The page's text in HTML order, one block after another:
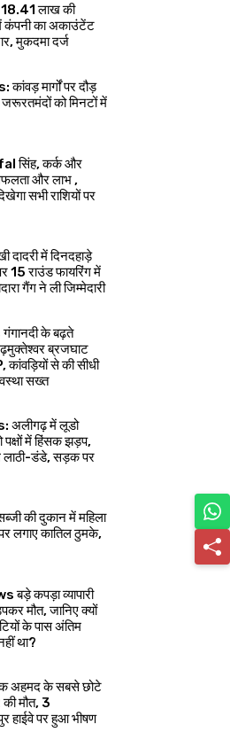
लाख की
कंपनी का अकाउंटेंट
मुकदमा दर्ज
मार्गों पर दौड़
को मिनटों में
सिंह, कर्क और
और लाभ ,
सभी राशियों पर
में दिनदहाड़े
15 राउंड फायरिंग में
गैंग ने ली जिम्मेदारी
के बढ़ते
ब्रजघाट
से की सीधी
सख्त
अलीगढ़ में लूडो
में हिंसक झड़प,
डंडे, सड़क पर
की दुकान में महिला
लगाए कातिल ठुमके,
कपड़ा व्यापारी
मौत, जानिए क्यों
के पास अंतिम
था?
अहमद के सबसे छोटे
मौत, 3
हाईवे पर हुआ भीषण